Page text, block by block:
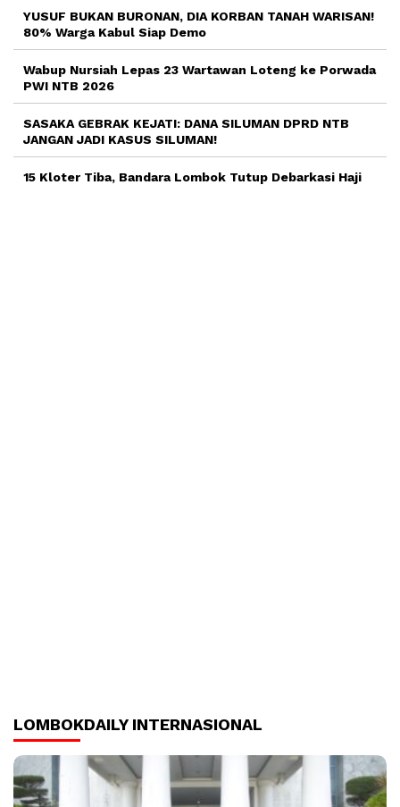
YUSUF BUKAN BURONAN, DIA KORBAN TANAH WARISAN!
80% Warga Kabul Siap Demo
Wabup Nursiah Lepas 23 Wartawan Loteng ke Porwada
PWI NTB 2026
SASAKA GEBRAK KEJATI: DANA SILUMAN DPRD NTB
JANGAN JADI KASUS SILUMAN!
15 Kloter Tiba, Bandara Lombok Tutup Debarkasi Haji
LOMBOKDAILY INTERNASIONAL